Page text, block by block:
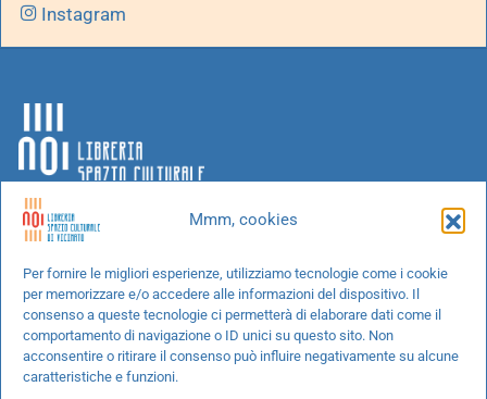
Mmm, cookies
Per fornire le migliori esperienze, utilizziamo tecnologie come i cookie
per memorizzare e/o accedere alle informazioni del dispositivo. Il
consenso a queste tecnologie ci permetterà di elaborare dati come il
comportamento di navigazione o ID unici su questo sito. Non
acconsentire o ritirare il consenso può influire negativamente su alcune
caratteristiche e funzioni.
Instagram
Chi siamo
Progetti speciali
Richiedi un libro
Spedizioni